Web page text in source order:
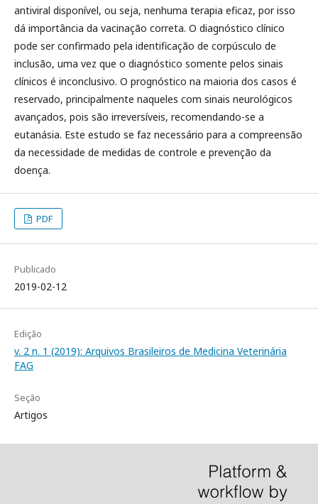
antiviral disponível, ou seja, nenhuma terapia eficaz, por isso
dá importância da vacinação correta. O diagnóstico clínico
pode ser confirmado pela identificação de corpúsculo de
inclusão, uma vez que o diagnóstico somente pelos sinais
clínicos é inconclusivo. O prognóstico na maioria dos casos é
reservado, principalmente naqueles com sinais neurológicos
avançados, pois são irreversíveis, recomendando-se a
eutanásia. Este estudo se faz necessário para a compreensão
da necessidade de medidas de controle e prevenção da
doença.
PDF
Publicado
2019-02-12
Edição
v. 2 n. 1 (2019): Arquivos Brasileiros de Medicina Veterinária
FAG
Seção
Artigos